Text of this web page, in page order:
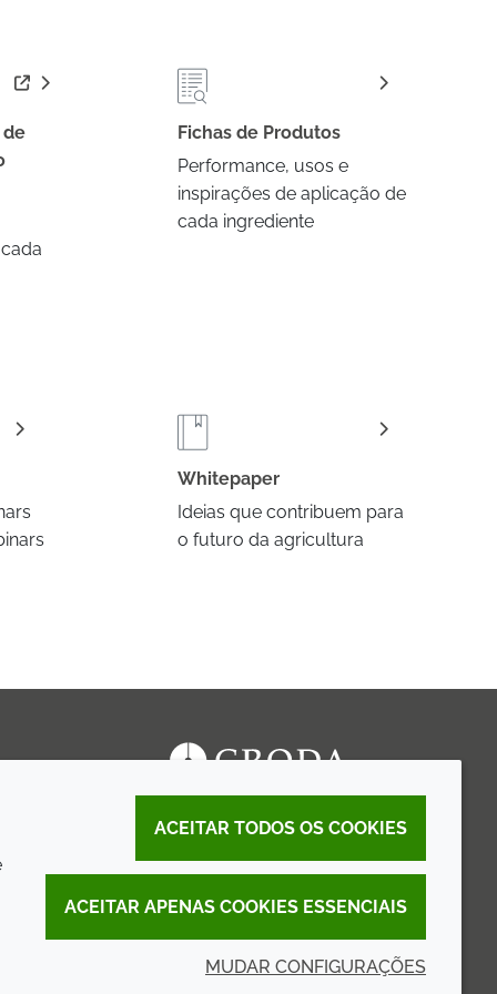
de
Fichas de Produtos
Performance, usos e
inspirações de aplicação de
cada ingrediente
Whitepaper
Ideias que contribuem para
o futuro da agricultura
ACEITAR TODOS OS COOKIES
ACEITAR APENAS COOKIES ESSENCIAIS
MUDAR CONFIGURAÇÕES